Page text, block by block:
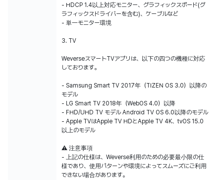
- HDCP 1.4以上対応モニター、グラフィックスボード(グ
ラフィックスドライバーを含む)、ケーブルなど
- 単一モニター環境
3. TV
WeverseスマートTVアプリは、以下の四つの機種に対応
しております。
- Samsung Smart TV 2017年（TIZEN OS 3.0）以降の
モデル
- LG Smart TV 2018年（WebOS 4.0）以降
- FHD/UHD TV モデル Android TV OS 6.0以降のモデル
- Apple TVはApple TV HDとApple TV 4K、tvOS 15.0
以上のモデル
⚠️ 注意事項
- 上記の仕様は、Weverse利用のための必要最小限の仕
様であり、使用パターンや環境によってスムーズにご利用
できない場合があります。